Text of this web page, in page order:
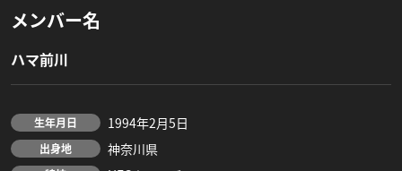
メンバー名
ハマ前川
生年月日 1994年2月5日
出身地 神奈川県